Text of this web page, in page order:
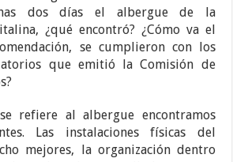
dos días el albergue de la
¿qué encontró? ¿Cómo va el
se cumplieron con los
que emitió la Comisión de
refiere al albergue encontramos
Las instalaciones físicas del
mejores, la organización dentro